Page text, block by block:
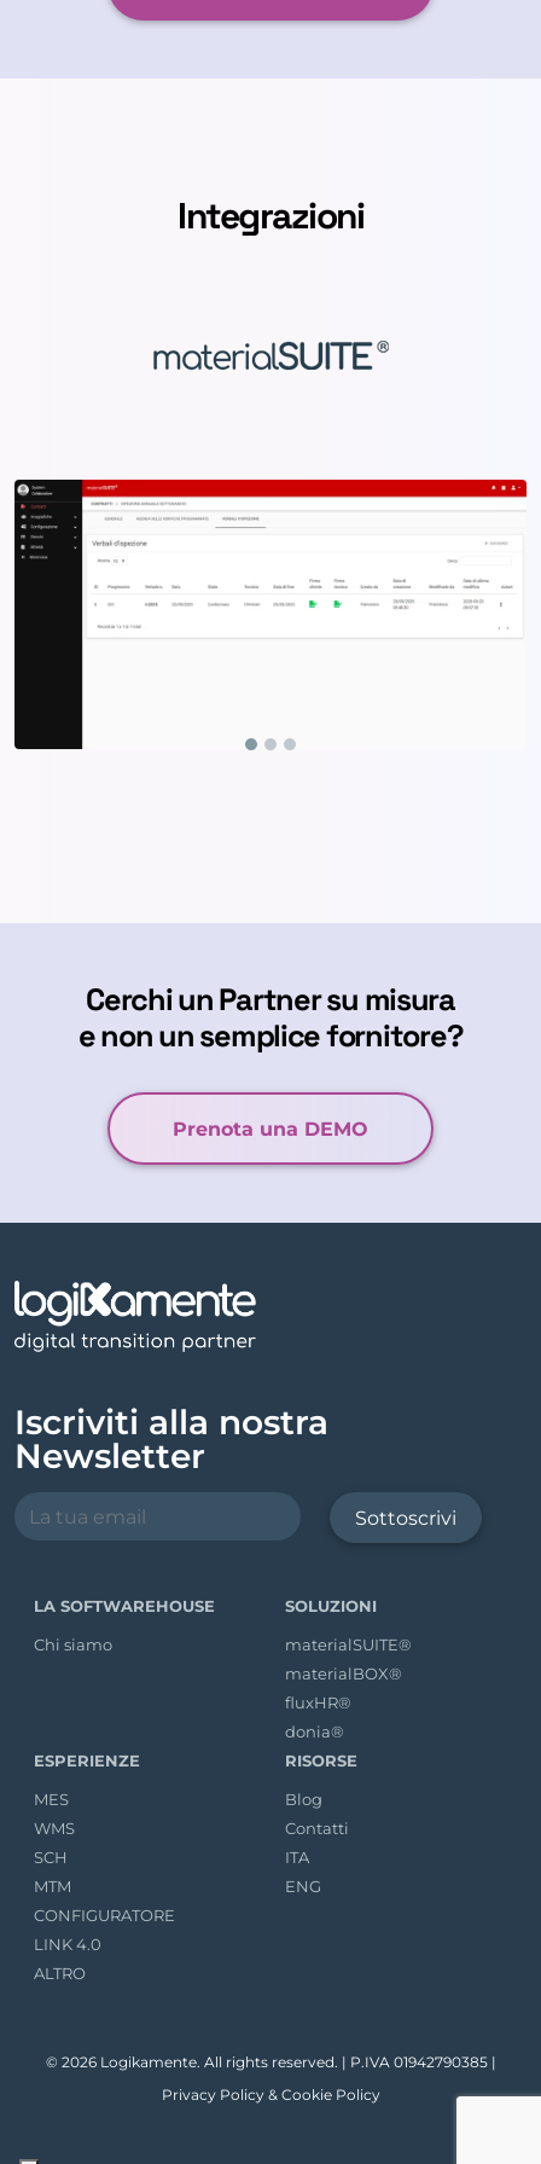
Integrazioni
Cerchi un Partner su misura
e non un semplice fornitore?
Prenota una DEMO
Iscriviti alla nostra
Newsletter
Sottoscrivi
LA SOFTWAREHOUSE
Chi siamo
SOLUZIONI
materialSUITE®
materialBOX®
fluxHR®
donia®
ESPERIENZE
MES
WMS
SCH
MTM
CONFIGURATORE
LINK 4.0
ALTRO
RISORSE
Blog
Contatti
ITA
ENG
© 2026 Logikamente. All rights reserved. | P.IVA 01942790385 |
Privacy Policy& Cookie Policy